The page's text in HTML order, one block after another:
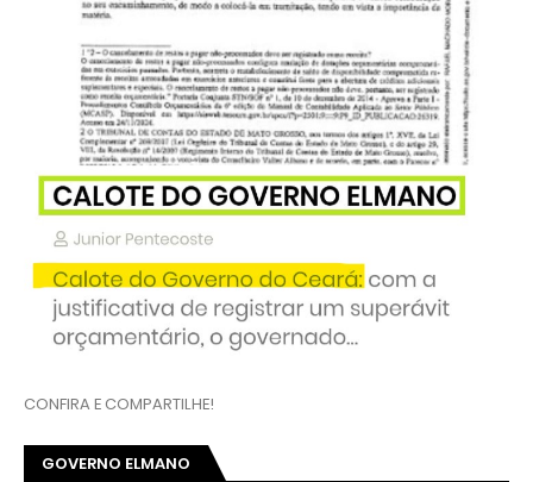
CONFIRA E COMPARTILHE!
GOVERNO ELMANO